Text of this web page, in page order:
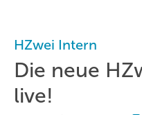
HZwei Intern
Die neue
live!